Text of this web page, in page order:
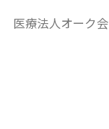
医療法人オーク会